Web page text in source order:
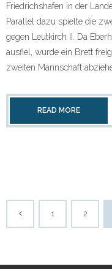
Friedrichshafen in der
Parallel dazu spielte die
gegen Leutkirch II. Da
ausfiel, wurde ein Brett
zweiten Mannschaft
READ MORE
1 2